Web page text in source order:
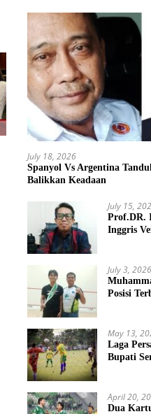
July 18, 2026
Spanyol Vs Argentina
Balikkan Keadaan
July 15,
Prof.DR.
Inggris
July 3, 2026
Posisi
May 13,
Laga
Bupati
April 20,
Dua